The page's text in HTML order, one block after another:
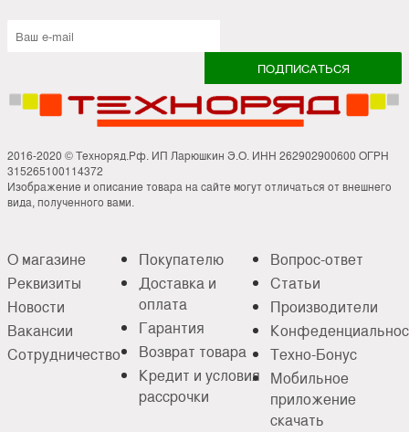
2016-2020 © Техноряд.Рф. ИП Ларюшкин Э.О. ИНН 262902900600 ОГРН
315265100114372
Изображение и описание товара на сайте могут отличаться от внешнего
вида, полученного вами.
О магазине
Реквизиты
Новости
Вакансии
Сотрудничество
Покупателю
Доставка и
оплата
Гарантия
Возврат товара
Кредит и условия
рассрочки
Вопрос-ответ
Статьи
Производители
Техно-Бонус
Мобильное
приложение
скачать